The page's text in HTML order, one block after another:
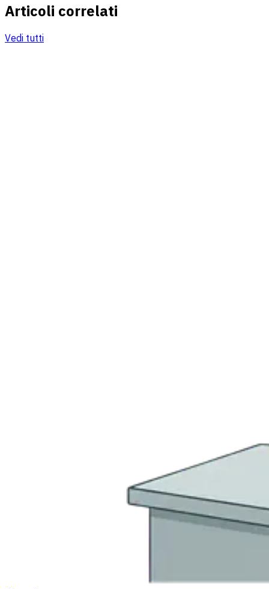
Articoli correlati
Vedi tutti